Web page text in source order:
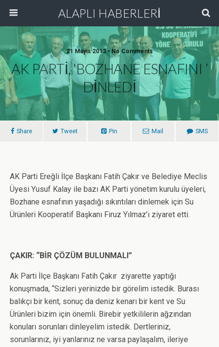
ALAPLI HABERLERİ
21 Mayıs 2013 • No Comments
AK PARTİ, ‘BOZHANE ESNAFINI ’
DİNLEDİ
Share Tweet Pin Mail SMS
AK Parti Ereğli İlçe Başkanı Fatih Çakır ve Belediye Meclis
Üyesi Yusuf Kalay ile bazı AK Parti yönetim kurulu üyeleri,
Bozhane esnafının yaşadığı sıkıntıları dinlemek için Su
Ürünleri Kooperatif Başkanı Firuz Yılmaz’ı ziyaret etti.
ÇAKIR: “BİR ÇÖZÜM BULUNMALI”
Ak Parti İlçe Başkanı Fatih Çakır ziyarette yaptığı
konuşmada, “Sizleri yerinizde bir görelim istedik. Burası
balıkçı bir kent, sonuç da deniz kenarı bir kent ve Su
Ürünleri bizim için önemli. Birebir yetkililerin ağzından
konuları sorunları dinleyelim istedik. Dertleriniz,
sorunlarınız, iyi yanlarınız ne varsa paylaşalım, ileriye